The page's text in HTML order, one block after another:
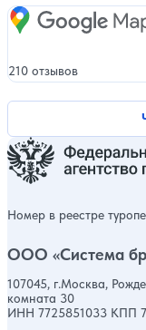
Google Maps
210 отзывов
Номер в реестре
ООО «Система
107045, г.Москва,
комната 30
ИНН 7725851033 КПП